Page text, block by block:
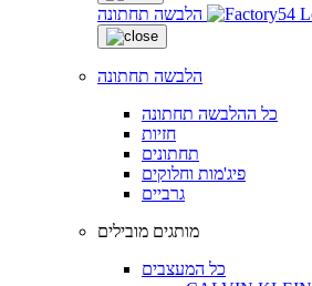
הלבשה תחתונה
הלבשה תחתונה
כל ההלבשה תחתונה
חזיות
תחתונים
פיג'מות וחלוקים
גרביים
מותגים מובילים
כל המעצבים